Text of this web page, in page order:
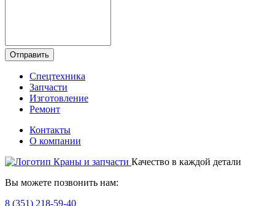
Отправить
Спецтехника
Запчасти
Изготовление
Ремонт
Контакты
О компании
Качество в каждой детали
Вы можете позвонить нам:
8 (351) 218-59-40